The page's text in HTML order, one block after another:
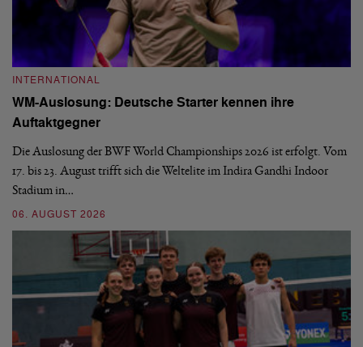
INTERNATIONAL
WM-Auslosung: Deutsche Starter kennen ihre
Auftaktgegner
Die Auslosung der BWF World Championships 2026 ist erfolgt. Vom
17. bis 23. August trifft sich die Weltelite im Indira Gandhi Indoor
Stadium in…
06. AUGUST 2026